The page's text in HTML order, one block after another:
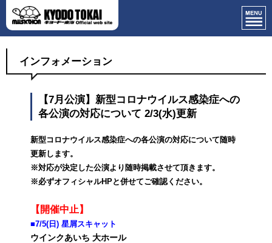
インフォメーション
【7月公演】新型コロナウイルス感染症への
各公演の対応について 2/3(水)更新
新型コロナウイルス感染症への各公演の対応について随時
更新します。
※対応が決定した公演より随時掲載させて頂きます。
※必ずオフィシャルHPと併せてご確認ください。
【開催中止】
■7/5(日) 星屑スキャット
ウインクあいち 大ホール